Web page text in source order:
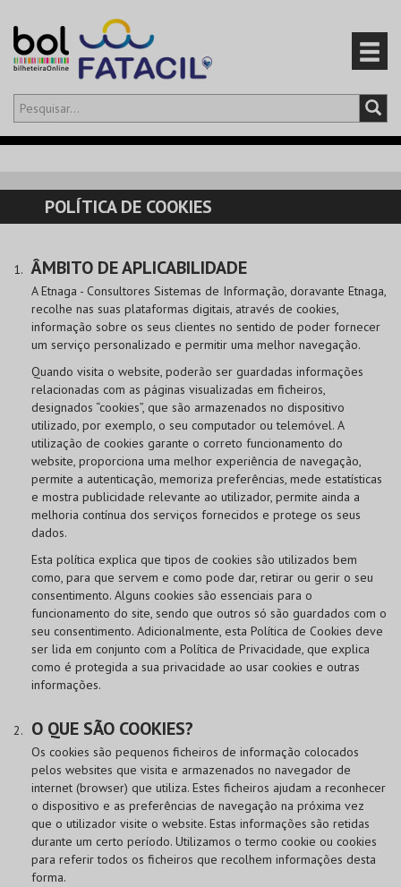
Olá,iniciar sessão
CARRINHO
EVENTOS
CARTÕES
PRODUTOS
POLÍTICA DE COOKIES
ÂMBITO DE APLICABILIDADE
A Etnaga - Consultores Sistemas de Informação, doravante Etnaga,
recolhe nas suas plataformas digitais, através de cookies,
informação sobre os seus clientes no sentido de poder fornecer
um serviço personalizado e permitir uma melhor navegação.
Quando visita o website, poderão ser guardadas informações
relacionadas com as páginas visualizadas em ficheiros,
designados “cookies”, que são armazenados no dispositivo
utilizado, por exemplo, o seu computador ou telemóvel. A
utilização de cookies garante o correto funcionamento do
website, proporciona uma melhor experiência de navegação,
permite a autenticação, memoriza preferências, mede estatísticas
e mostra publicidade relevante ao utilizador, permite ainda a
melhoria contínua dos serviços fornecidos e protege os seus
dados.
Esta política explica que tipos de cookies são utilizados bem
como, para que servem e como pode dar, retirar ou gerir o seu
consentimento. Alguns cookies são essenciais para o
funcionamento do site, sendo que outros só são guardados com o
seu consentimento. Adicionalmente, esta Política de Cookies deve
ser lida em conjunto com a Política de Privacidade, que explica
como é protegida a sua privacidade ao usar cookies e outras
informações.
O QUE SÃO COOKIES?
Os cookies são pequenos ficheiros de informação colocados
pelos websites que visita e armazenados no navegador de
internet (browser) que utiliza. Estes ficheiros ajudam a reconhecer
o dispositivo e as preferências de navegação na próxima vez
que o utilizador visite o website. Estas informações são retidas
durante um certo período. Utilizamos o termo cookie ou cookies
para referir todos os ficheiros que recolhem informações desta
forma.